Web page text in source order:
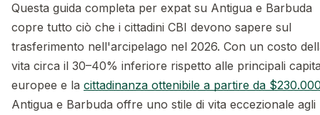
Questa guida completa per expat su Antigua e Barbuda
copre tutto ciò che i cittadini CBI devono sapere sul
trasferimento nell'arcipelago nel 2026. Con un costo
vita circa il 30–40% inferiore rispetto alle principali
europee e la cittadinanza ottenibile a partire da
Antigua e Barbuda offre uno stile di vita eccezionale agli